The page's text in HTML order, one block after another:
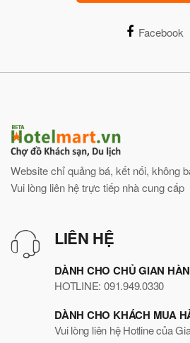
Facebook
Website chỉ quảng bá, kết nối, không
Vui lòng liên hệ trực tiếp nhà cung cấp
LIÊN HỆ
DÀNH CHO CHỦ GIAN
HOTLINE: 091.949.0330
DÀNH CHO KHÁCH MUA
Vui lòng liên hệ Hotline của